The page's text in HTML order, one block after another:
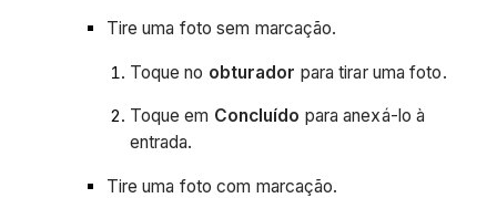
Tire uma foto sem marcação.
Toque no obturador para tirar uma foto.
Toque em Concluído para anexá-lo à
entrada.
Tire uma foto com marcação.